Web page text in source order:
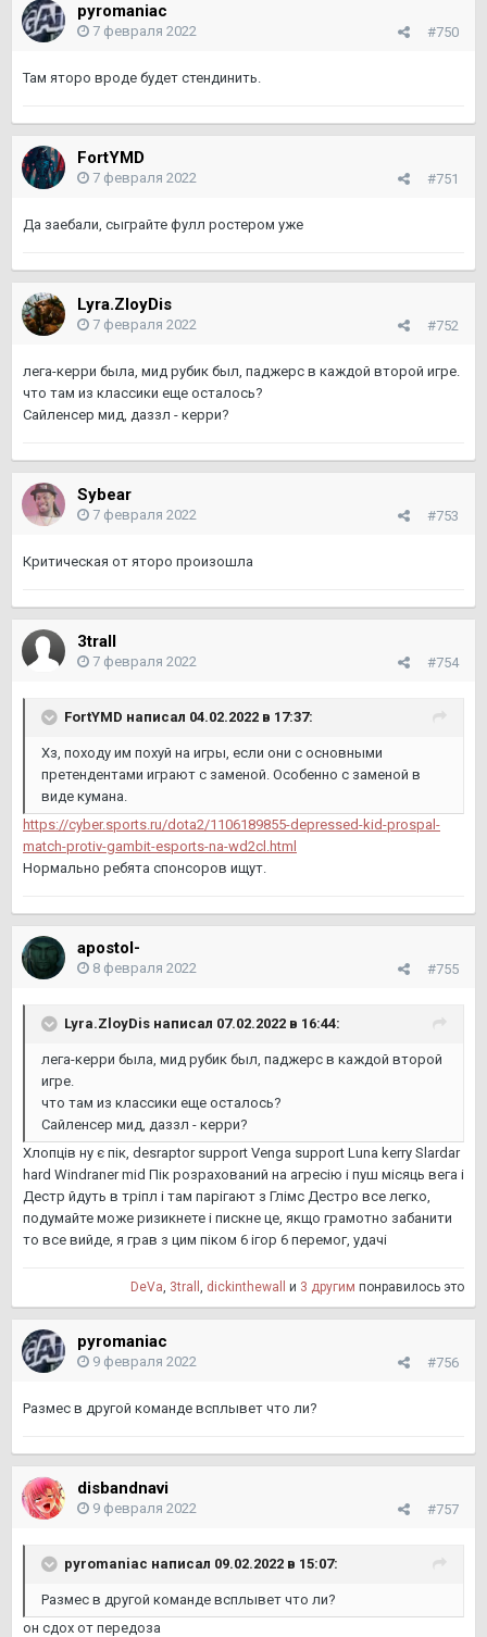
pyromaniac
#750
7 февраля 2022
Там яторо вроде будет стендинить.
FortYMD
#751
7 февраля 2022
Да заебали, сыграйте фулл ростером уже
Lyra.ZloyDis
#752
7 февраля 2022
лега-керри была, мид рубик был, паджерс в каждой второй игре.
что там из классики еще осталось?
Сайленсер мид, даззл - керри?
Sybear
#753
7 февраля 2022
Критическая от яторо произошла
3trall
#754
7 февраля 2022
FortYMD написал 04.02.2022 в 17:37:
Хз, походу им похуй на игры, если они с основными
претендентами играют с заменой. Особенно с заменой в
виде кумана.
https://cyber.sports.ru/dota2/1106189855-depressed-kid-prospal-
match-protiv-gambit-esports-na-wd2cl.html
Нормально ребята спонсоров ищут.
apostol-
#755
8 февраля 2022
Lyra.ZloyDis написал 07.02.2022 в 16:44:
лега-керри была, мид рубик был, паджерс в каждой второй
игре.
что там из классики еще осталось?
Сайленсер мид, даззл - керри?
Хлопців ну є пік, desraptor support Venga support Luna kerry Slardar
hard Windraner mid Пік розрахований на агресію і пуш місяць вега і
Дестр йдуть в тріпл і там парігают з Глімс Дестро все легко,
подумайте може ризикнете і пискне це, якщо грамотно забанити
то все вийде, я грав з цим піком 6 ігор 6 перемог, удачі
DeVa, 3trall , dickinthewall и 3 другим понравилось это
pyromaniac
#756
9 февраля 2022
Размес в другой команде всплывет что ли?
disbandnavi
#757
9 февраля 2022
pyromaniac написал 09.02.2022 в 15:07:
Размес в другой команде всплывет что ли?
он сдох от передоза